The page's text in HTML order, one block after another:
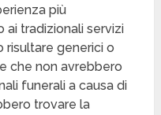
più
tradizionali servizi
generici o
che non avrebbero
funerali a causa di
trovare la